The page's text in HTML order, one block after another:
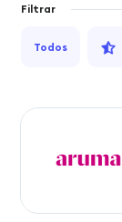
Filtrar
Todos